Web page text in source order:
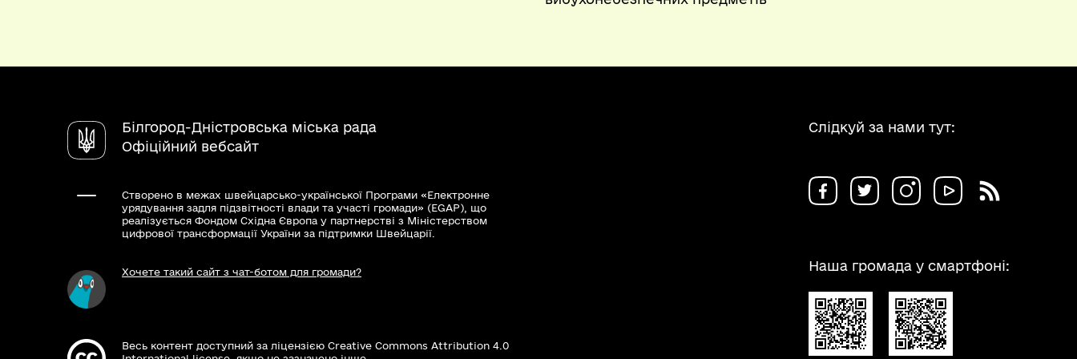
Білгород-Дністровська міська рада
Офіційний вебсайт
Створено в межах швейцарсько-української Програми «Електронне
урядування задля підзвітності влади та участі громади» (EGAP), що
реалізується Фондом Східна Європа у партнерстві з Міністерством
цифрової трансформації України за підтримки Швейцарії.
Хочете такий сайт з чат-ботом для громади?
Весь контент доступний за ліцензією Creative Commons Attribution 4.0
Слідкуй за нами тут:
Наша громада у смартфоні: